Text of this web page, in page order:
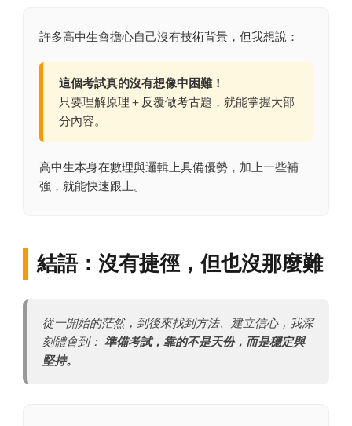
許多高中生會擔心自己沒有技術背景，但我想說：
這個考試真的沒有想像中困難！
只要理解原理＋反覆做考古題，就能掌握大部
分內容。
高中生本身在數理與邏輯上具備優勢，加上一些補
強，就能快速跟上。
結語：沒有捷徑，但也沒那麼難
從一開始的茫然，到後來找到方法、建立信心，我深
刻體會到： 準備考試，靠的不是天份，而是穩定與
堅持。